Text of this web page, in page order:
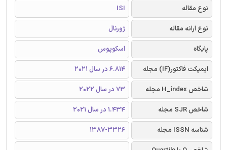
نوع مقاله
ISI
نوع ارائه مقاله
ژورنال
پایگاه
اسکوپوس
ایمپکت فاکتور(IF) مجله
6.814 در سال 2021
شاخص H_index مجله
73 در سال 2022
شاخص SJR مجله
1.434 در سال 2021
شناسه ISSN مجله
1387-3326